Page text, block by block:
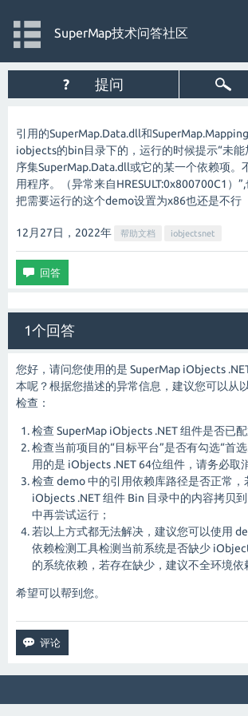
SuperMap技术问答社区
? 提问
引用的SuperMap.Data.dll和
iobjects的bin目录下的，运行的时候提示“未能
序集SuperMap.Data.dll或它的某一个依赖项。
用程序。（异常来自HRESULT:0x800700C1）
把需要运行的这个demo设置为x86也还是不行
12月27日，2022年 帮助文档 iobjectsnet
1个回答
您好，请问您使用的是 SuperMap iObjects
本呢？根据您描述的异常信息，建议您可以从
检查：
检查 SuperMap iObjects .NET 组件是否已配
检查当前项目的“目标平台”是否有勾选“首
用的是 iObjects .NET 64位组件，请务必取
检查 demo 中的引用依赖库路径是否正常
iObjects .NET 组件 Bin 目录中的内容拷贝
中再尝试运行；
若以上方式都无法解决，建议您可以使用
依赖检测工具检测当前系统是否缺少
的系统依赖，若存在缺少，建议不全环境依
希望可以帮到您。